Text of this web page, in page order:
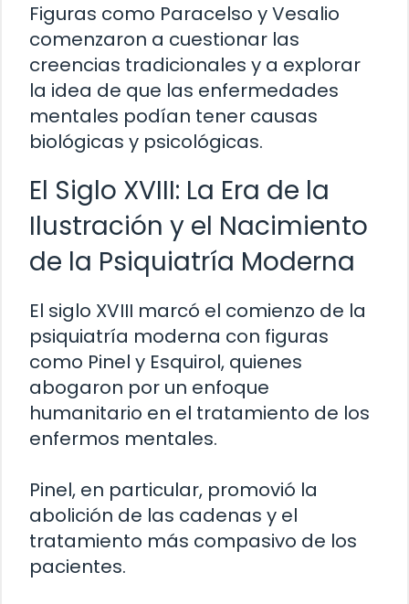
Figuras como Paracelso y Vesalio
comenzaron a cuestionar las
creencias tradicionales y a explorar
la idea de que las enfermedades
mentales podían tener causas
biológicas y psicológicas.
El Siglo XVIII: La Era de la
Ilustración y el Nacimiento
de la Psiquiatría Moderna
El siglo XVIII marcó el comienzo de la
psiquiatría moderna con figuras
como Pinel y Esquirol, quienes
abogaron por un enfoque
humanitario en el tratamiento de los
enfermos mentales.
Pinel, en particular, promovió la
abolición de las cadenas y el
tratamiento más compasivo de los
pacientes.